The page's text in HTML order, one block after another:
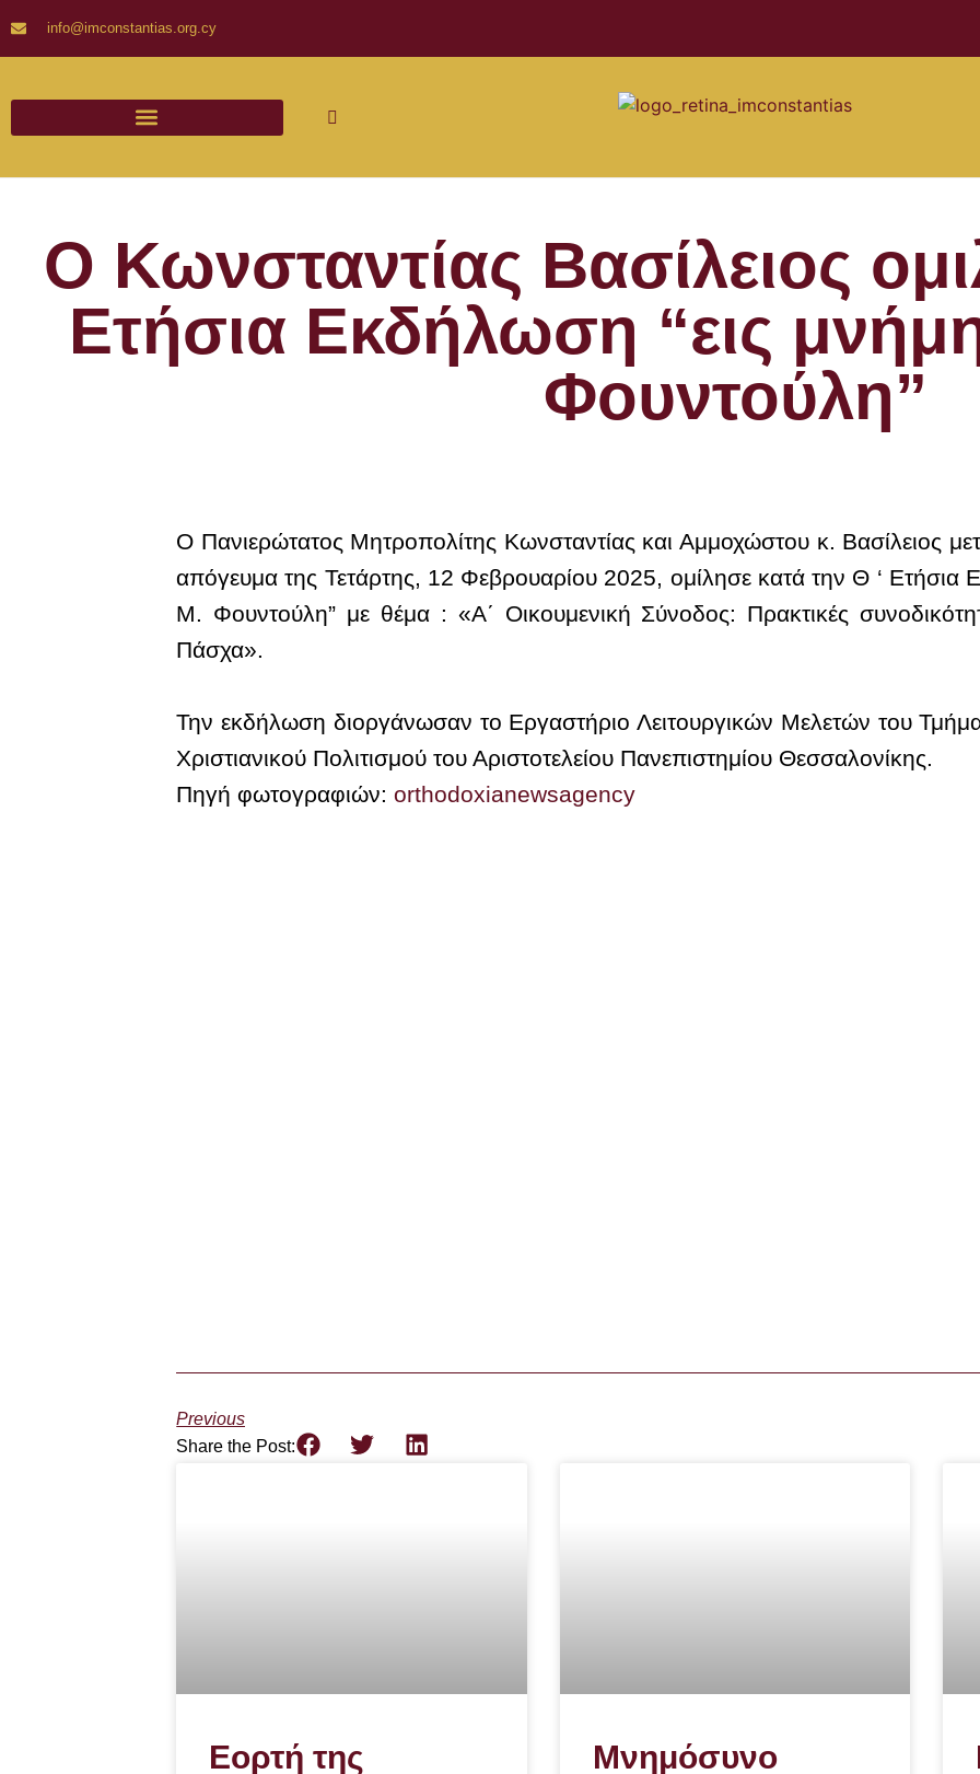
info@imconstantias.org.cy
Ο Κωνσταντίας Βασίλειος
Ετήσια Εκδήλωση “εις
Φουντούλη”
Ο Πανιερώτατος Μητροπολίτης Κωνσταντίας και Αμμοχώστου κ. Βασίλειος
απόγευμα της Τετάρτης, 12 Φεβρουαρίου 2025, ομίλησε κατά την Θ ‘ Ετήσια
Μ. Φουντούλη” με θέμα : «Α΄ Οικουμενική Σύνοδος: Πρακτικές
Πάσχα».
Την εκδήλωση διοργάνωσαν το Εργαστήριο Λειτουργικών Μελετών του
Χριστιανικού Πολιτισμού του Αριστοτελείου Πανεπιστημίου Θεσσαλονίκης.
Πηγή φωτογραφιών:orthodoxianewsagency
Previous
Share the Post:
Εορτή της
Μνημόσυνο